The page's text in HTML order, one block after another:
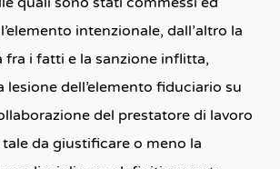
intenzionale, dall’altro la
fra i fatti e la sanzione inflitta,
lesione dell’elemento fiduciario su
del prestatore di lavoro
da giustificare o meno la